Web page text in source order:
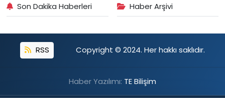
Son Dakika Haberleri Haber Arşivi
RSS Copyright © 2024. Her hakkı saklıdır.
Haber Yazılımı: TE Bilişim